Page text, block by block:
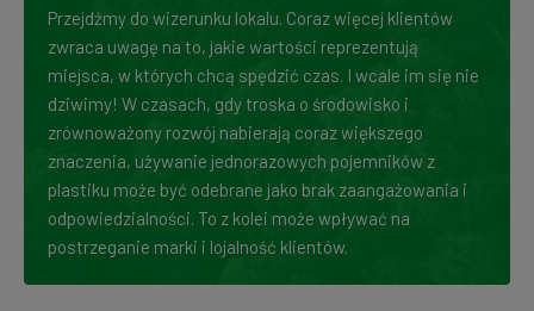
Przejdźmy do wizerunku lokalu. Coraz więcej klientów
zwraca uwagę na to, jakie wartości reprezentują
miejsca, w których chcą spędzić czas. I wcale im się nie
dziwimy! W czasach, gdy troska o środowisko i
zrównoważony rozwój nabierają coraz większego
znaczenia, używanie jednorazowych pojemników z
plastiku może być odebrane jako brak zaangażowania i
odpowiedzialności. To z kolei może wpływać na
postrzeganie marki i lojalność klientów.